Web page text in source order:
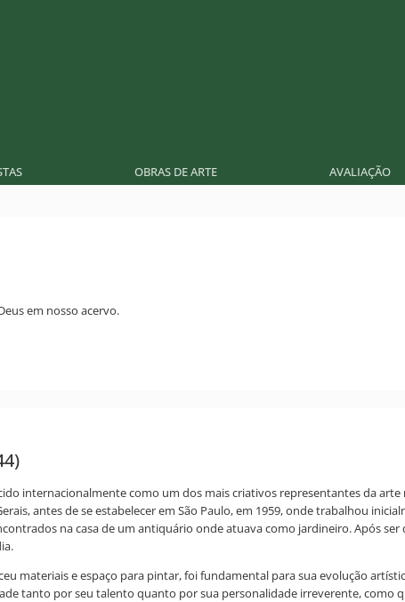
OBRAS DE ARTE AVALIAÇÃO
em nosso acervo.
internacionalmente como um dos mais criativos representantes da
antes de se estabelecer em São Paulo, em 1959, onde trabalhou
na casa de um antiquário onde atuava como jardineiro. Após
materiais e espaço para pintar, foi fundamental para sua evolução
tanto por seu talento quanto por sua personalidade irreverente, como